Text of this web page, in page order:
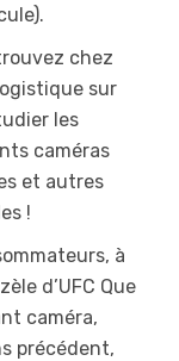
chez
sur
les
caméras
et autres
!
à
d’UFC Que
caméra,
précédent,